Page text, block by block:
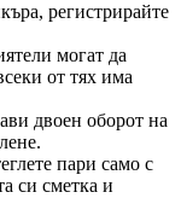
регистрирайте
могат да
от тях има
двоен оборот на
пари само с
си сметка и